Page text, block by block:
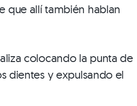
que allí también hablan
colocando la punta de
dientes y expulsando el